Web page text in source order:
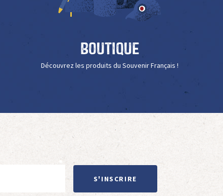
Boutique
Découvrez les produits du Souvenir Français !
S'INSCRIRE